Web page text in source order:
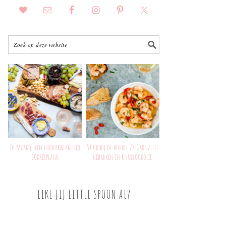
Zo maak je een indrukwekkende
borrelplank
Voor bij de borrel // Garnalen
gebakken in knoflookolie
LIKE JIJ LITTLE SPOON AL?